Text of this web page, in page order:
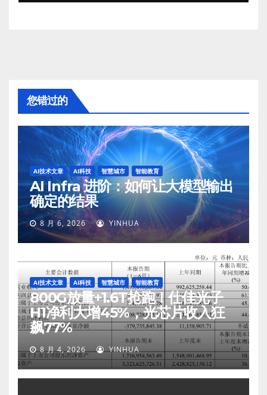
您错过的
AI技术文章 AI科技 智慧城市 智能教育
AI Infra 进阶：如何让大模型输出
确定的结果
8 月 6, 2026 YINHUA
AI技术文章 AI科技 智慧城市 智能教育
800G放量+1.6T抢跑！仕佳光子
H1净利大增45%，光芯片收入狂
飙77%
8 月 4, 2026 YINHUA